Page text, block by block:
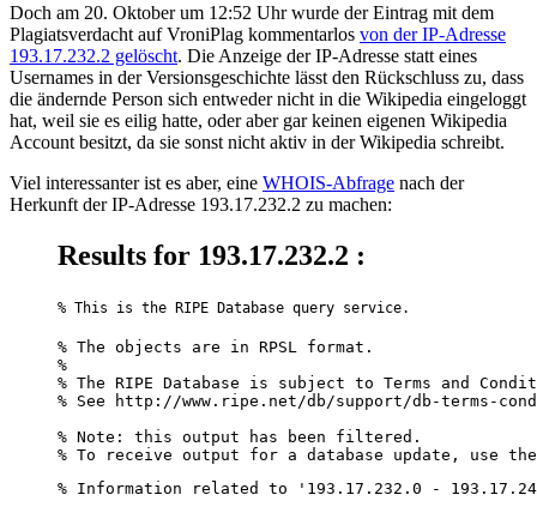
Doch am 20. Oktober um 12:52 Uhr wurde der Eintrag mit dem
Plagiatsverdacht auf VroniPlag kommentarlos von der IP-Adresse
193.17.232.2 gelöscht. Die Anzeige der IP-Adresse statt eines
Usernames in der Versionsgeschichte lässt den Rückschluss zu, dass
die ändernde Person sich entweder nicht in die Wikipedia eingeloggt
hat, weil sie es eilig hatte, oder aber gar keinen eigenen Wikipedia
Account besitzt, da sie sonst nicht aktiv in der Wikipedia schreibt.
Viel interessanter ist es aber, eine WHOIS-Abfrage nach der
Herkunft der IP-Adresse 193.17.232.2 zu machen:
Results for 193.17.232.2 :
% This is the RIPE Database query service.
% The objects are in RPSL format.
%
% The RIPE Database is subject to Terms and
% See http://www.ripe.net/db/support/db-terms-
% Note: this output has been filtered.
% To receive output for a database update, use
% Information related to '193.17.232.0 -